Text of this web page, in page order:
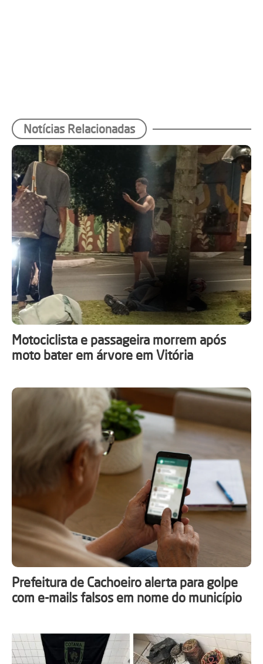
Notícias Relacionadas
Motociclista e passageira morrem após
moto bater em árvore em Vitória
Prefeitura de Cachoeiro alerta para golpe
com e-mails falsos em nome do município